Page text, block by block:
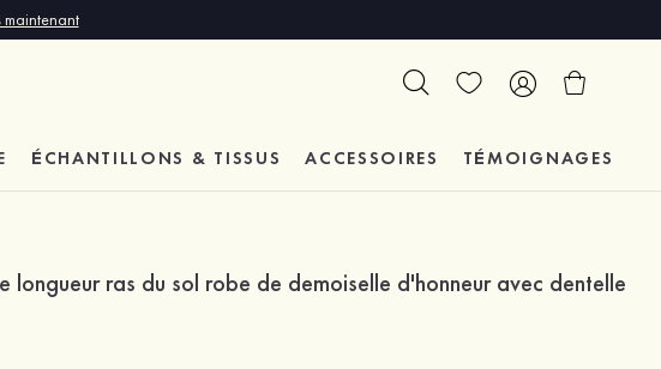
maintenant
ÉCHANTILLONS & TISSUS ACCESSOIRES TÉMOIGNAGES
longueur ras du sol robe de demoiselle d'honneur avec dentelle